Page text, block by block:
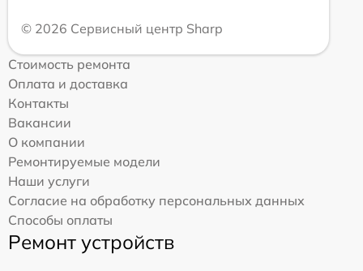
© 2026 Сервисный центр Sharp
Стоимость ремонта
Оплата и доставка
Контакты
Вакансии
О компании
Ремонтируемые модели
Наши услуги
Согласие на обработку персональных данных
Способы оплаты
Ремонт устройств